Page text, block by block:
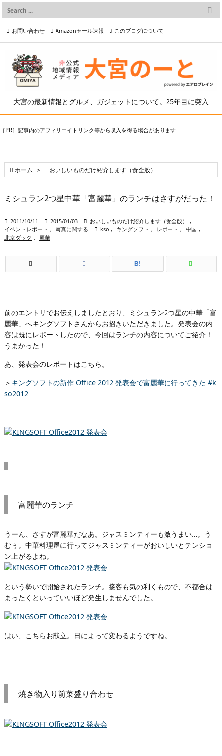
大宮の最新情報とグルメ、ガジェットについて。25年目に突入

メニュー

検索
お問い合わせ Amazonセール速報 このブログについて
プライバシーポリシー等
［PR］記事内のアフィリエイトリンク等から収入を得る場合があります
 ホーム >  おいしいものだけ紹介します（食全般）
ミシュラン2つ星中華「富麗華」のランチはさすがだった！
 2011/10/11  2015/01/03  おいしいものだけ紹介します（食全般）
,
イベントレポート , 写真に関する  kso , キングソフト , レポート , 中国 ,
北京ダック , 麗華
B!
前のエントリでお伝えしましたとおり、ミシュラン2つ星の中華「富
麗華」へキングソフトさんからお招きいただきました。発表会の内
容は既にレポートしたので、今回はランチの内容についてご紹介！
うまかった！
あ、発表会のレポートはこちら。
＞ キングソフトの新作 Office 2012 発表会で富麗華に行ってきた #k
so2012
富麗華のランチ
うーん、さすが富麗華だなあ。ジャスミンティーも激うまい…。う
むぅ。中華料理屋に行ってジャスミンティーがおいしいとテンショ
ン上がるよね。
という勢いで開始されたランチ。接客も気の利くもので、不都合は
まったくといっていいほど発生しませんでした。
はい、こちらお献立。日によって変わるようですね。
焼き物入り前菜盛り合わせ